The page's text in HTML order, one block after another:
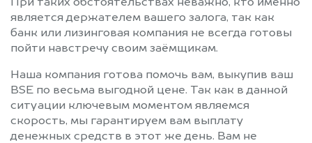
При таких обстоятельствах неважно, кто именно
является держателем вашего залога, так как
банк или лизинговая компания не всегда готовы
пойти навстречу своим заёмщикам.
Наша компания готова помочь вам, выкупив ваш
BSE по весьма выгодной цене. Так как в данной
ситуации ключевым моментом являемся
скорость, мы гарантируем вам выплату
денежных средств в этот же день. Вам не